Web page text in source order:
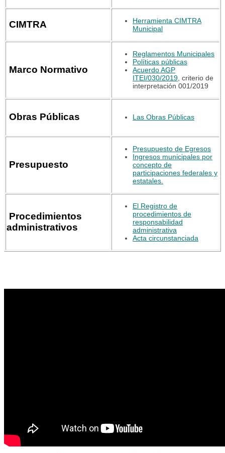
CIMTRA
Herramienta CIMTRA
Municipal
Marco Normativo
Reglamentos Municipales
Políticas públicas
Acuerdo AGP
ITEI/030/2019 , criterio de
interpretación 001/2019
Obras Públicas Las Obras Públicas
Presupuesto
Presupuesto de Egresos
Ingresos municipales por
concepto de
participaciones federales y
estatales.
Procedimientos
administrativos
El Registro de
procedimientos de
responsabilidad
administrativa
Acta circunstanciada